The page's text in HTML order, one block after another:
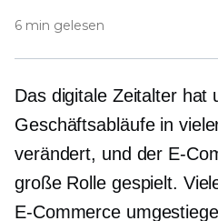
6 min gelesen
Das digitale Zeitalter hat
Geschäftsabläufe in
verändert, und der E-
große Rolle gespielt.
E-Commerce